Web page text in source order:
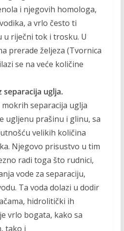
i njegovih homologa,
a vrlo često ti
riječni tok i trosku. U
prerade željeza (Tvor­nica
se na veće količine
separacija uglja.
separacija uglja
ugljenu prašinu i glinu, sa
velikih količina
Njegovo prisustvo u tim
radi toga što rudnici,
vode za separaciju,
Ta voda dolazi u dodir
hi­drolitički ih
vrlo bogata, kako sa
tako i